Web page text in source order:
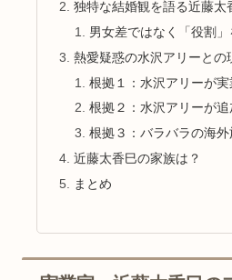
独特な結婚観を語る近藤太
男女差ではなく「役割
熱愛疑惑の水沢アリーとの
根拠１：水沢アリーが
根拠２：水沢アリーが
根拠３：バラバラの海外
近藤太香巳の家族は？
まとめ